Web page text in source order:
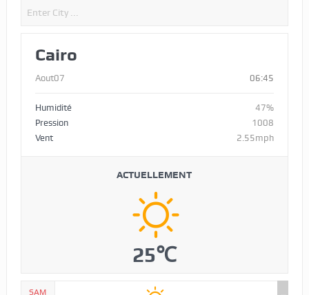
Cairo
Aout07 06:45
Humidité
47%
Pression
1008
Vent
2.55mph
ACTUELLEMENT
25℃
SAM